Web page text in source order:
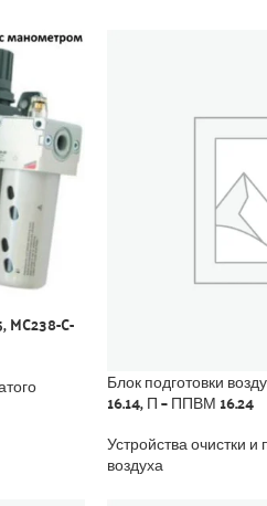
MC238-C-
Блок подготовки
16.14, П – ППВМ 16.24
Устройства очистки и
воздуха